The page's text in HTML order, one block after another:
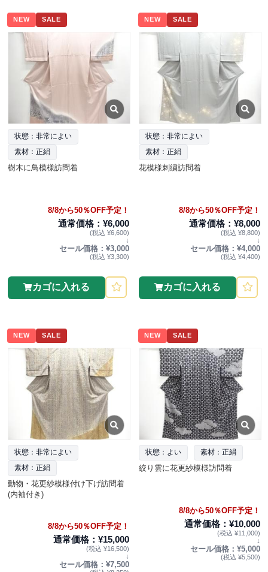
NEW SALE
状態：非常によい
素材：正絹
樹木に鳥模様訪問着
8/8から50％OFF予定！
通常価格：¥6,000
(税込 ¥6,600)
↓
セール価格：¥3,000
(税込 ¥3,300)
カゴに入れる
NEW SALE
状態：非常によい
素材：正絹
花模様刺繍訪問着
8/8から50％OFF予定！
通常価格：¥8,000
(税込 ¥8,800)
↓
セール価格：¥4,000
(税込 ¥4,400)
カゴに入れる
NEW SALE
状態：非常によい
素材：正絹
動物・花更紗模様付け下げ訪問着
(内袖付き)
8/8から50％OFF予定！
通常価格：¥15,000
(税込 ¥16,500)
↓
セール価格：¥7,500
NEW SALE
状態：よい 素材：正絹
絞り雲に花更紗模様訪問着
8/8から50％OFF予定！
通常価格：¥10,000
(税込 ¥11,000)
↓
セール価格：¥5,000
(税込 ¥5,500)